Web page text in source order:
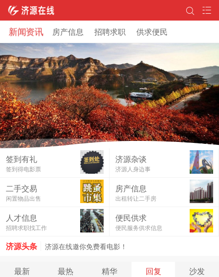
新闻资讯 房产信息 招聘求职 供求便民
签到有礼
签到得电影票
济源杂谈
济源人身边事
二手交易
闲置物品出售
房产信息
出租转让二手房
人才信息
招聘求职找工作
便民供求
便民服务供求信息
济源头条
济源在线邀你免费看电影！
济源在线邀你免费看电影！
济源在线邀你免费看电影！
最新 最热 精华 回复 沙发